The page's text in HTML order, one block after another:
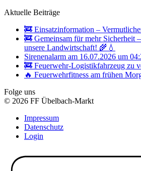
Aktuelle Beiträge
🚒 Einsatzinformation –
🚒 Gemeinsam für mehr Sicherheit
unsere Landwirtschaft! 🌾💧
Sirenenalarm am 16.07.2026 um
🚒 Feuerwehr-Logistikfahrzeug zu
🔥 Feuerwehrfitness am frühen
Folge uns
© 2026 FF Übelbach-Markt
Impressum
Datenschutz
Login